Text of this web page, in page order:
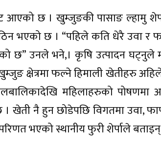
आएको छ । खुम्जुङकी पासाङ ल्हामु
भएको छ । “पहिले कति धेरै उवा र
छ” उनले भने,। कृषि उत्पादन घट्नुले
खुम्जुङ क्षेत्रमा फल्ने हिमाली खेतीहरु
महिलाहरुको पोषणमा
खेती नै हुन छोडेपछि विगतमा उवा,
भएको स्थानीय फुरी शेर्पाले बताइन्